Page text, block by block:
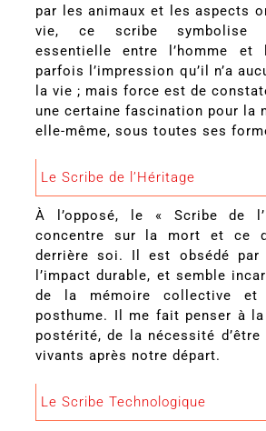
par les animaux et les aspects
vie, ce scribe symbolise
essentielle entre l’homme et
parfois l’impression qu’il n’a
la vie ; mais force est de
une certaine fascination pour la
elle-même, sous toutes ses
Le Scribe de l’Héritage
À l’opposé, le « Scribe de
concentre sur la mort et ce
derrière soi. Il est obsédé par
l’impact durable, et semble
de la mémoire collective et
posthume. Il me fait penser à
postérité, de la nécessité d’être
vivants après notre départ.
Le Scribe Technologique